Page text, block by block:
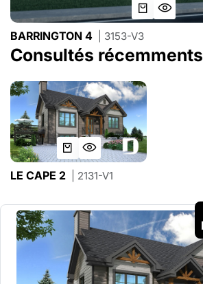
BARRINGTON 4 | 3153-V3
Consultés récemments
LE CAPE 2 | 2131-V1